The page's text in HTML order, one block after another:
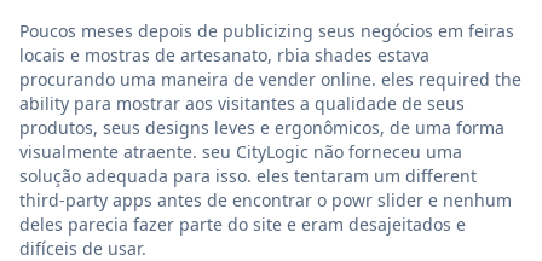
Poucos meses depois de publicizing seus negócios em feiras
locais e mostras de artesanato, rbia shades estava
procurando uma maneira de vender online. eles required the
ability para mostrar aos visitantes a qualidade de seus
produtos, seus designs leves e ergonômicos, de uma forma
visualmente atraente. seu CityLogic não forneceu uma
solução adequada para isso. eles tentaram um different
third-party apps antes de encontrar o powr slider e nenhum
deles parecia fazer parte do site e eram desajeitados e
difíceis de usar.